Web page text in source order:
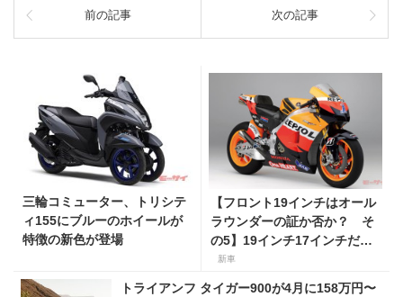
前の記事 次の記事
三輪コミューター、トリシテ
ィ155にブルーのホイールが
特徴の新色が登場
【フロント19インチはオール
ラウンダーの証か否か？ そ
の5】19インチ17インチだけ
じゃない、いろいろあったフ
新車
トライアンフ タイガー900が4月に158万円〜